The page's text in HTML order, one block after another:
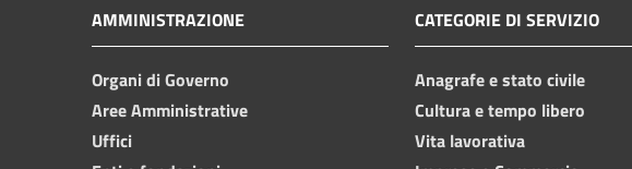
AMMINISTRAZIONE
Organi di Governo
Aree Amministrative
Uffici
CATEGORIE DI SERVIZIO
Anagrafe e stato civile
Cultura e tempo libero
Vita lavorativa